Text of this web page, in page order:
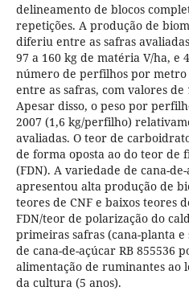
delineamento de blocos
repetições. A produção de
diferiu entre as safras
97 a 160 kg de matéria V/ha, e
número de perfilhos por
entre as safras, com valores
Apesar disso, o peso por
2007 (1,6 kg/perfilho)
avaliadas. O teor de
de forma oposta ao do teor
(FDN). A variedade de cana-
apresentou alta produção de
teores de CNF e baixos teores
FDN/teor de polarização do
primeiras safras (cana-planta
de cana-de-açúcar RB 855536
alimentação de ruminantes ao
da cultura (5 anos).